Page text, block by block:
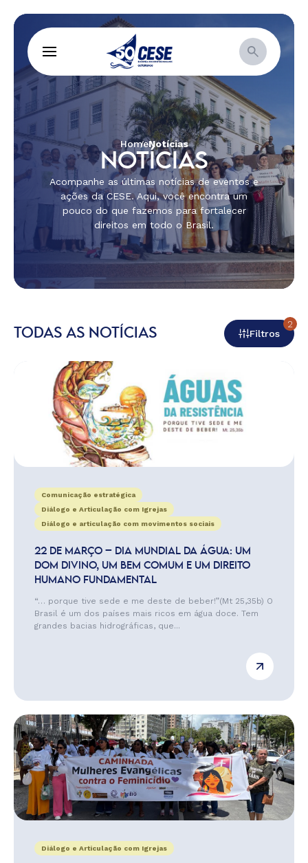
HomeNotícias
NOTÍCIAS
Acompanhe as últimas notícias de eventos e
ações da CESE. Aqui, você encontra um
pouco do que fazemos para fortalecer
direitos em todo o Brasil.
TODAS AS NOTÍCIAS Filtros
2
Comunicação estratégica
Diálogo e Articulação com Igrejas
Diálogo e articulação com movimentos sociais
22 DE MARÇO – DIA MUNDIAL DA ÁGUA: UM
DOM DIVINO, UM BEM COMUM E UM DIREITO
HUMANO FUNDAMENTAL
“… porque tive sede e me deste de beber!”(Mt 25,35b) O
Brasil é um dos países mais ricos em água doce. Tem
grandes bacias hidrográficas, que...
Diálogo e Articulação com Igrejas